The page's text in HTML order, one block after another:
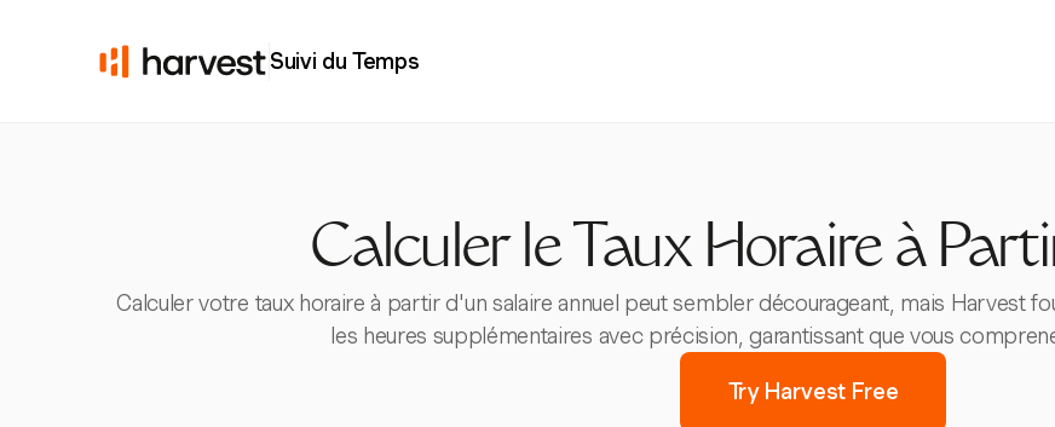
Suivi du Temps
Calculer le Taux Horaire à
Calculer votre taux horaire à partir d'un salaire annuel peut sembler décourageant, mais Harvest
les heures supplémentaires avec précision, garantissant que vous
Try Harvest Free